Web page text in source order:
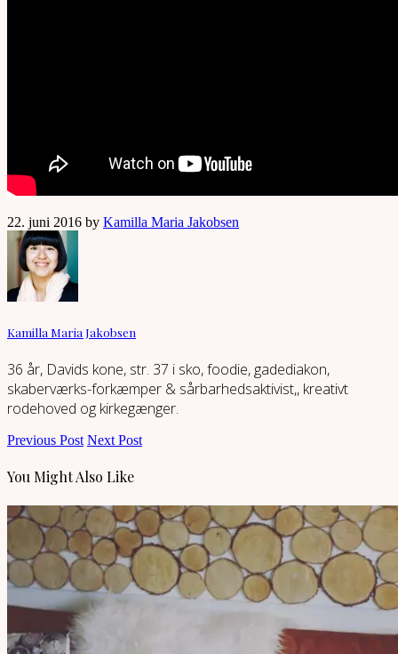
22. juni 2016 by Kamilla Maria Jakobsen
Kamilla Maria Jakobsen
36 år, Davids kone, str. 37 i sko, foodie, gadediakon,
skaberværks-forkæmper & sårbarhedsaktivist,, kreativt
rodehoved og kirkegænger.
Previous Post Next Post
You Might Also Like